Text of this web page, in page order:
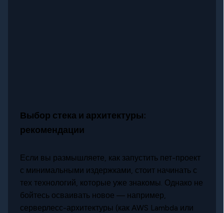
Выбор стека и архитектуры:
рекомендации
Если вы размышляете, как запустить пет-проект
с минимальными издержками, стоит начинать с
тех технологий, которые уже знакомы. Однако не
бойтесь осваивать новое — например,
серверлесс-архитектуры (как AWS Lambda или